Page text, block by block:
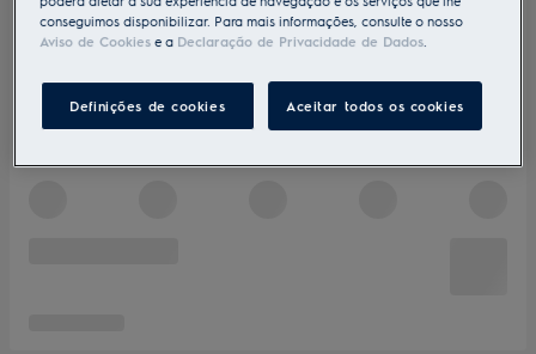
conseguimos disponibilizar. Para mais informações, consulte o nosso
Aviso de Cookies e a Declaração de Privacidade de Dados.
Definições de cookies Aceitar todos os cookies